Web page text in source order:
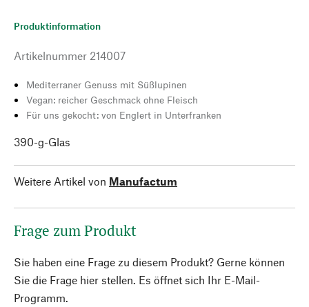
Produktinformation
Artikelnummer 214007
Mediterraner Genuss mit Süßlupinen
Vegan: reicher Geschmack ohne Fleisch
Für uns gekocht: von Englert in Unterfranken
390-g-Glas
Weitere Artikel von Manufactum
Frage zum Produkt
Sie haben eine Frage zu diesem Produkt? Gerne können
Sie die Frage hier stellen. Es öffnet sich Ihr E-Mail-
Programm.